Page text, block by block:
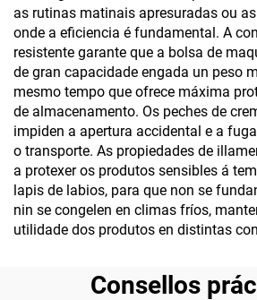
as rutinas matinais apresuradas ou
onde a eficiencia é fundamental. A
resistente garante que a bolsa de
de gran capacidade engada un peso
mesmo tempo que ofrece máxima
de almacenamento. Os peches de
impiden a apertura accidental e a
o transporte. As propiedades de
a protexer os produtos sensibles á
lapis de labios, para que non se
nin se congelen en climas fríos,
utilidade dos produtos en distintas
Consellos